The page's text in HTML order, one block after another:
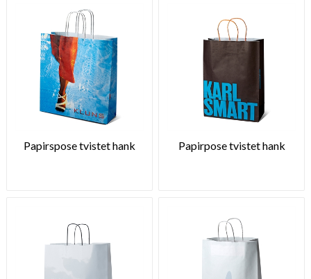
Papirspose tvistet hank Papirpose tvistet hank